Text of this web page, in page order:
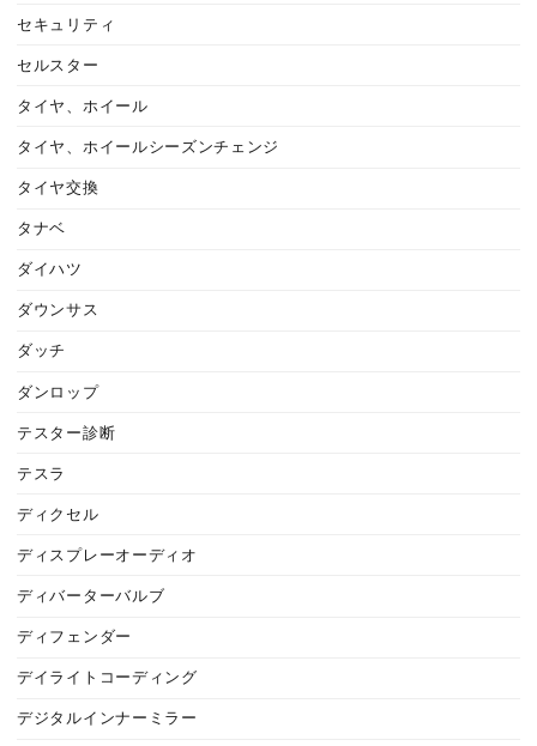
セキュリティ
セルスター
タイヤ、ホイール
タイヤ、ホイールシーズンチェンジ
タイヤ交換
タナベ
ダイハツ
ダウンサス
ダッチ
ダンロップ
テスター診断
テスラ
ディクセル
ディスプレーオーディオ
ディバーターバルブ
ディフェンダー
デイライトコーディング
デジタルインナーミラー